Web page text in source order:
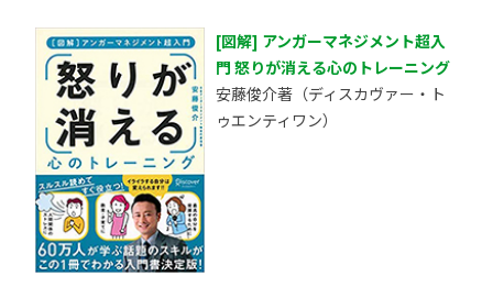
[図解] アンガーマネジメント超入
門 怒りが消える心のトレーニング
安藤俊介著（ディスカヴァー・ト
ゥエンティワン）